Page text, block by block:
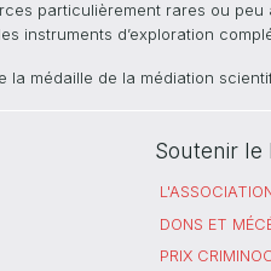
particulièrement rares ou
instruments d’exploration
la médaille de la médiation
Soutenir le
DONS ET
PRIX